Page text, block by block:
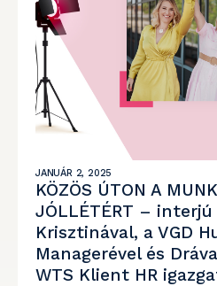
JANUÁR 2, 2025
KÖZÖS ÚTON A
JÓLLÉTÉRT – interjú
Krisztinával, a VGD
Managerével és
WTS Klient HR